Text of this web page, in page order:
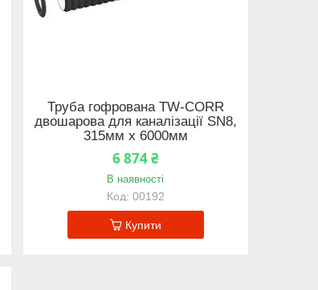
Труба гофрована TW-CORR
двошарова для каналізації SN8,
315мм x 6000мм
6 874 ₴
В наявності
00192
Купити